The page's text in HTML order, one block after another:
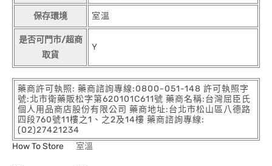
保存環境 室溫
是否可門市/超商
取貨
Y
藥商許可執照: 藥商諮詢專線:0800-051-148 許可執照字
號:北市衛藥販松字第620101C611號 藥商名稱:台灣屈臣氏
個人用品商店股份有限公司 藥商地址:台北市松山區八德路
四段760號11樓之1、之2及14樓 藥商諮詢專線:
(02)27421234
How To Store
室溫